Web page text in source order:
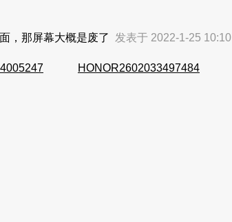
，那屏幕大概是废了 发表于 2022-1-25 10:10
HONOR2602033497484